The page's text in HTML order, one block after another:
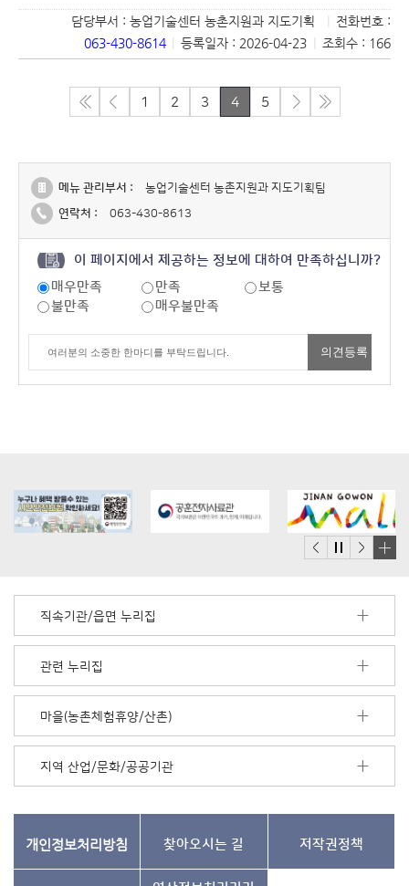
담당부서 : 농업기술센터 농촌지원과 지도기획
전화번호 :
063-430-8614
등록일자 : 2026-04-23 조회수 : 166
1 2 3 4 5
메뉴 관리부서 :
농업기술센터 농촌지원과 지도기획팀
연락처 :
063-430-8613
이 페이지에서 제공하는 정보에 대하여 만족하십니까?
매우만족
만족
보통
불만족
매우불만족
더
기
직속기관/읍면 누리집
관련 누리집
마을(농촌체험휴양/산촌)
지역 산업/문화/공공기관
개인정보처리방침 찾아오시는 길 저작권정책